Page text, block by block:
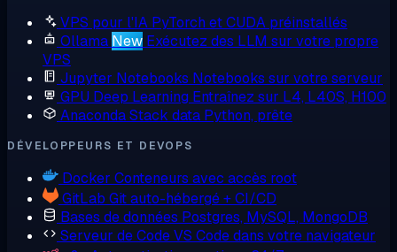
VPS pour l'IA PyTorch et CUDA préinstallés
Ollama New Exécutez des LLM sur votre propre
VPS
Jupyter Notebooks Notebooks sur votre serveur
GPU Deep Learning Entraînez sur L4, L40S, H100
AnacondaStack data Python, prête
DÉVELOPPEURS ET DEVOPS
Docker Conteneurs avec accès root
GitLab Git auto-hébergé + CI/CD
Bases de données Postgres, MySQL, MongoDB
Serveur de CodeVS Code dans votre navigateur